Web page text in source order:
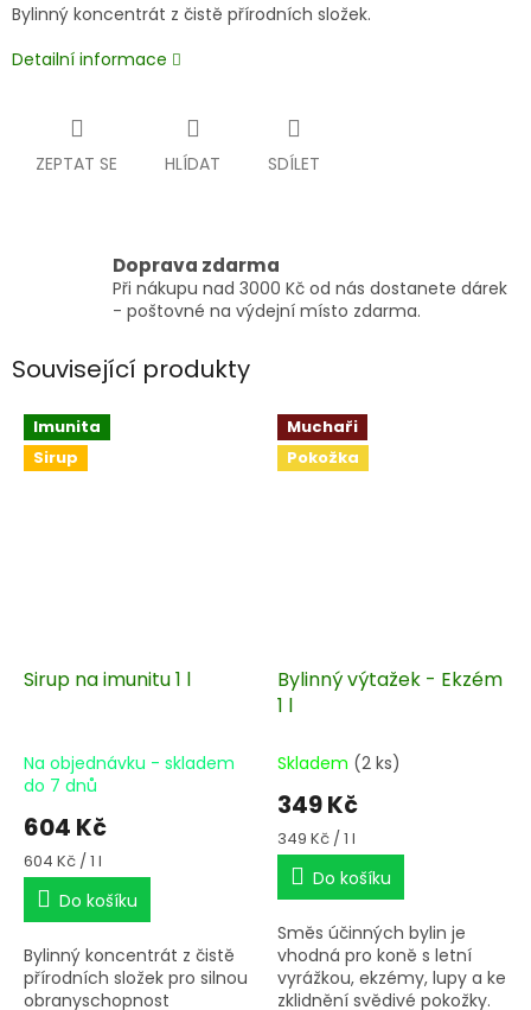
Bylinný koncentrát z čistě přírodních složek.
Detailní informace
ZEPTAT SE HLÍDAT SDÍLET
Doprava zdarma
Při nákupu nad 3000 Kč od nás dostanete dárek
- poštovné na výdejní místo zdarma.
Související produkty
Imunita
Sirup
Sirup na imunitu 1 l
Na objednávku - skladem
do 7 dnů
604 Kč
Měrná
cena:
604 Kč / 1 l
Do košíku
Bylinný koncentrát z čistě
přírodních složek pro silnou
obranyschopnost
Muchaři
Pokožka
Bylinný výtažek - Ekzém
1 l
Skladem (2 ks)
349 Kč
Měrná
cena:
349 Kč / 1 l
Do košíku
Směs účinných bylin je
vhodná pro koně s letní
vyrážkou, ekzémy, lupy a ke
zklidnění svědivé pokožky.